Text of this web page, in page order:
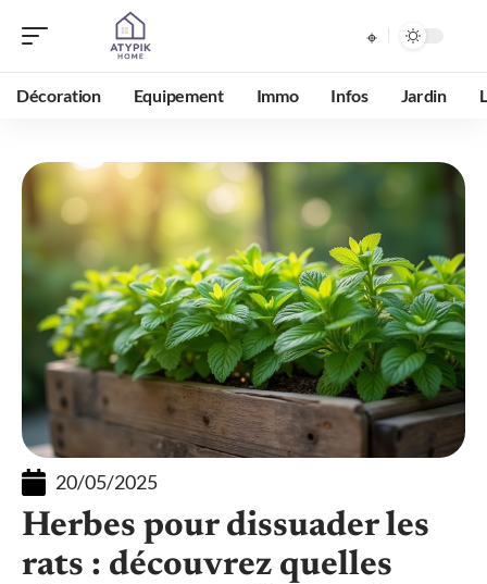
Décoration Equipement Immo Infos Jardin
20/05/2025
Herbes pour dissuader les
rats : découvrez quelles